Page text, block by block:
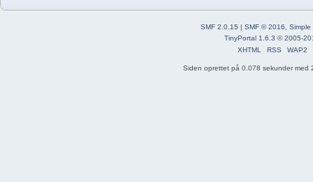
SMF 2.0.15 | SMF © 2016
Simple
TinyPortal 1.6.3 ©2005-
XHTML
RSS WAP2
Siden oprettet på 0.078 sekunder med